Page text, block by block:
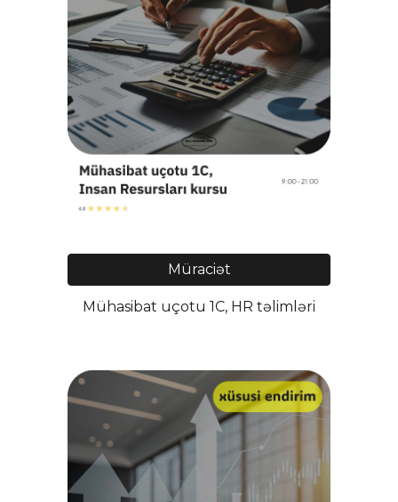
Müraciət
Mühasibat uçotu 1C, HR təlimləri